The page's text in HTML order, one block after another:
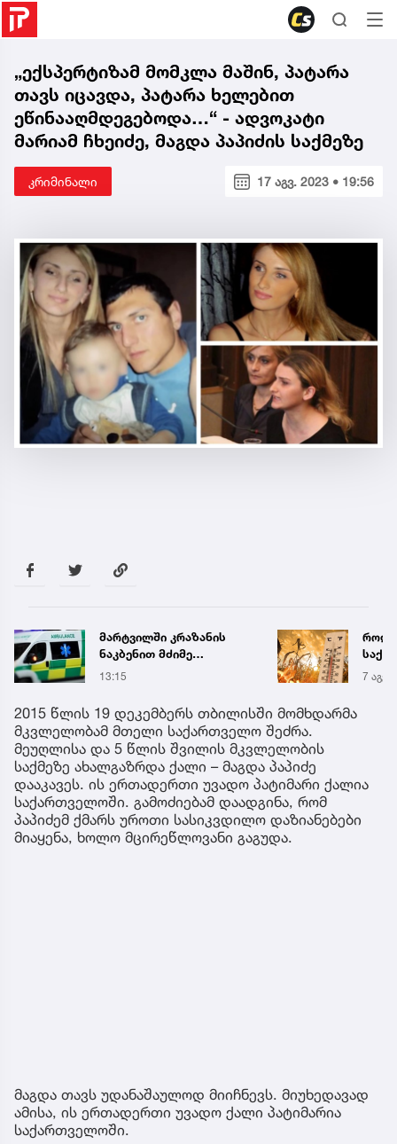
„ექსპერტიზამ მომკლა მაშინ, პატარა
თავს იცავდა, პატარა ხელებით
ეწინააღმდეგებოდა…“ - ადვოკატი
მარიამ ჩხეიძე, მაგდა პაპიძის საქმეზე
კრიმინალი 17 აგვ. 2023 • 19:56
მარტვილში კრაზანის
ნაკბენით მძიმე
მდგომარეობაში მყოფი
გადაარჩინეს
13:15 7 აგვ
2015 წლის 19 დეკემბერს თბილისში მომხდარმა
მკვლელობამ მთელი საქართველო შეძრა.
მეუღლისა და 5 წლის შვილის მკვლელობის
საქმეზე ახალგაზრდა ქალი – მაგდა პაპიძე
დააკავეს. ის ერთადერთი უვადო პატიმარი ქალია
საქართველოში. გამოძიებამ დაადგინა, რომ
პაპიძემ ქმარს უროთი სასიკვდილო დაზიანებები
მიაყენა, ხოლო მცირეწლოვანი გაგუდა.
მაგდა თავს უდანაშაულოდ მიიჩნევს. მიუხედავად
ამისა, ის ერთადერთი უვადო ქალი პატიმარია
საქართველოში.